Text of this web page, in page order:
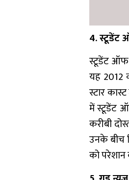
4. स्टूडेंट
स्टूडेंट ऑफ
यह 2012
स्टार
में स्टूडेंट
करीबी
उनके बीच
को परेशान